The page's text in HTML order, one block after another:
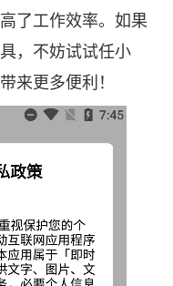
了工作效率。如果
，不妨试试任小
来更多便利！